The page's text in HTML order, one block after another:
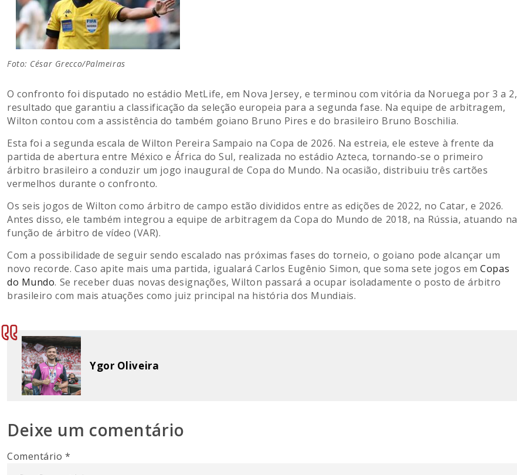
Foto: César Grecco/Palmeiras
O confronto foi disputado no estádio MetLife, em Nova Jersey, e terminou com vitória da Noruega por 3 a 2,
resultado que garantiu a classificação da seleção europeia para a segunda fase. Na equipe de arbitragem,
Wilton contou com a assistência do também goiano Bruno Pires e do brasileiro Bruno Boschilia.
Esta foi a segunda escala de Wilton Pereira Sampaio na Copa de 2026. Na estreia, ele esteve à frente da
partida de abertura entre México e África do Sul, realizada no estádio Azteca, tornando-se o primeiro
árbitro brasileiro a conduzir um jogo inaugural de Copa do Mundo. Na ocasião, distribuiu três cartões
vermelhos durante o confronto.
Os seis jogos de Wilton como árbitro de campo estão divididos entre as edições de 2022, no Catar, e 2026.
Antes disso, ele também integrou a equipe de arbitragem da Copa do Mundo de 2018, na Rússia, atuando na
função de árbitro de vídeo (VAR).
Com a possibilidade de seguir sendo escalado nas próximas fases do torneio, o goiano pode alcançar um
novo recorde. Caso apite mais uma partida, igualará Carlos Eugênio Simon, que soma sete jogos emCopas
do Mundo. Se receber duas novas designações, Wilton passará a ocupar isoladamente o posto de árbitro
brasileiro com mais atuações como juiz principal na história dos Mundiais.
Ygor Oliveira
Deixe um comentário
Comentário*